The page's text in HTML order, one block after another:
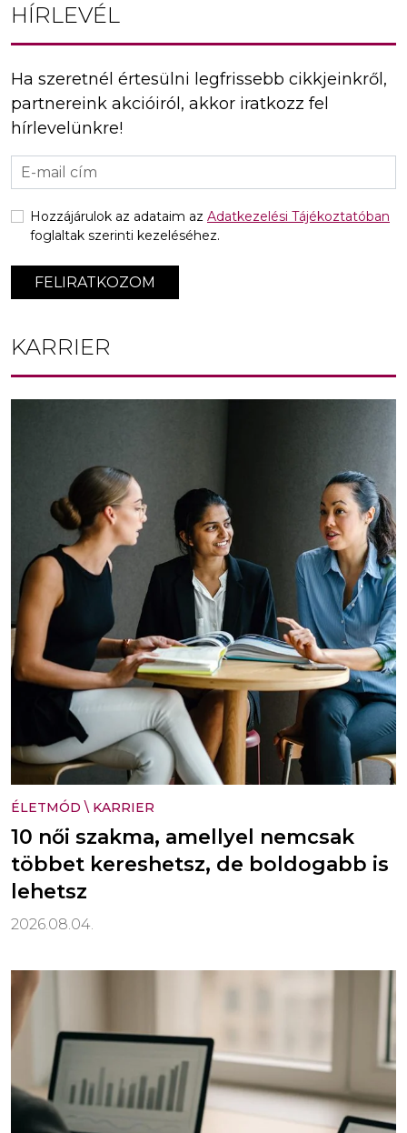
HÍRLEVÉL
Ha szeretnél értesülni legfrissebb cikkjeinkről,
partnereink akcióiról, akkor iratkozz fel
hírlevelünkre!
FELIRATKOZOM
Hozzájárulok az adataim az Adatkezelési Tájékoztatóban
foglaltak szerinti kezeléséhez.
KARRIER
ÉLETMÓD \ KARRIER
10 női szakma, amellyel nemcsak
többet kereshetsz, de boldogabb is
lehetsz
2026.08.04.